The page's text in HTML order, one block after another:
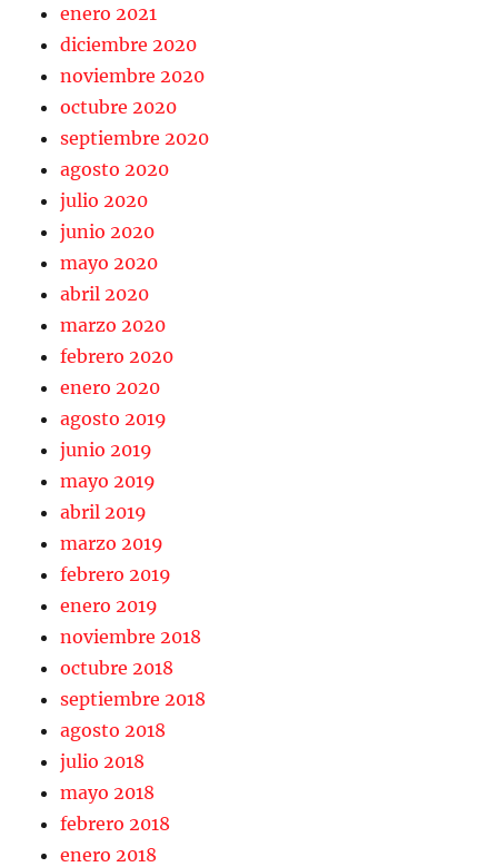
enero 2021
diciembre 2020
noviembre 2020
octubre 2020
septiembre 2020
agosto 2020
julio 2020
junio 2020
mayo 2020
abril 2020
marzo 2020
febrero 2020
enero 2020
agosto 2019
junio 2019
mayo 2019
abril 2019
marzo 2019
febrero 2019
enero 2019
noviembre 2018
octubre 2018
septiembre 2018
agosto 2018
julio 2018
mayo 2018
febrero 2018
enero 2018